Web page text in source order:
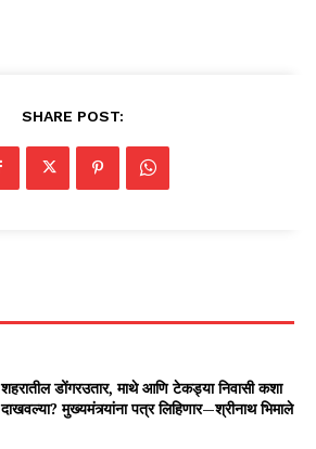
SHARE POST:
शहरातील डोंगरउतार, माथे आणि टेकड्या निवासी कशा
दाखवल्या? मुख्यमंत्र्यांना पत्र लिहिणार—श्रीनाथ भिमाले